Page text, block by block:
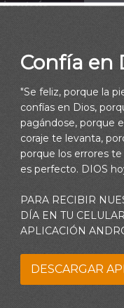
Confía en
"Se feliz, porque la
confías en Dios,
pagándose, porque
coraje te levanta,
porque los errores
es perfecto. DIOS
PARA RECIBIR
DÍA EN TU
APLICACIÓN
DESCARGAR